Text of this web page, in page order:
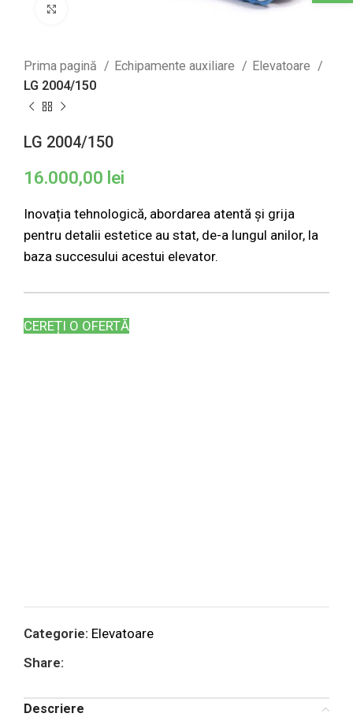
Prima pagină Echipamente auxiliare
Elevatoare
LG 2004/150
LG 2004/150
16.000,00 lei
Inovația tehnologică, abordarea atentă și grija
pentru detalii estetice au stat, de-a lungul anilor, la
baza succesului acestui elevator.
CEREȚI O OFERTĂ
Categorie: Elevatoare
Share:
Descriere